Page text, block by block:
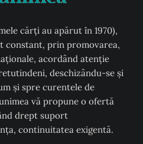
cărți au apărut în 1970),
constant, prin promovarea,
acordând atenţie
deschizându-se şi
şi spre curentele de
vă propune o ofertă
drept suport
continuitatea exigentă.